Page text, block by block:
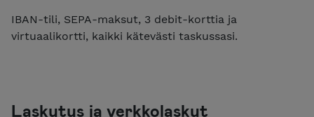
IBAN-tili, SEPA-maksut, 3 debit-korttia ja
virtuaalikortti, kaikki kätevästi taskussasi.
Laskutus ja verkkolaskut